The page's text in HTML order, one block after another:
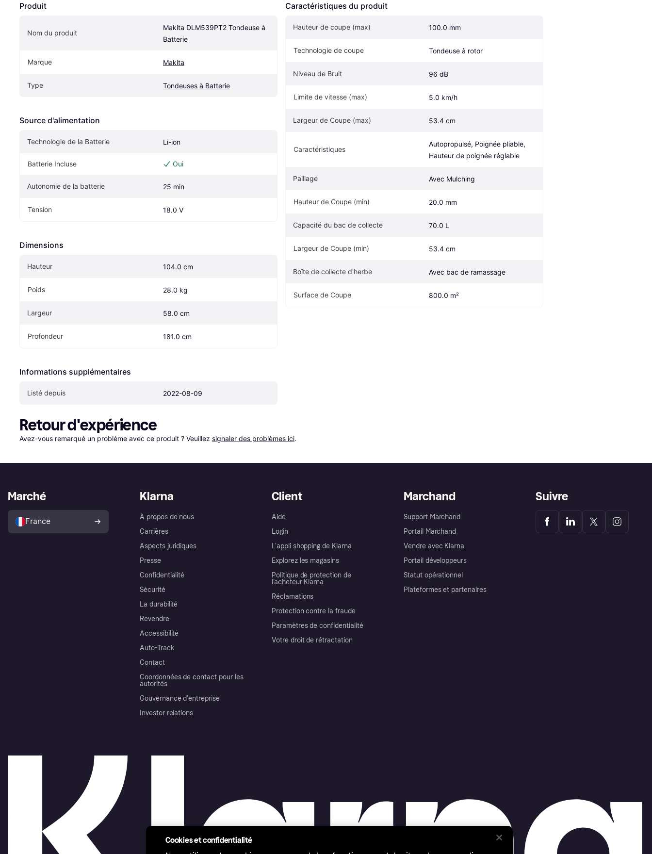
Produit
Nom du produit
Makita DLM539PT2 Tondeuse à
Batterie
Marque Makita
Type Tondeuses à Batterie
Source d'alimentation
Technologie de la Batterie Li-ion
Batterie Incluse Oui
Autonomie de la batterie 25 min
Tension 18.0 V
Dimensions
Hauteur 104.0 cm
Poids 28.0 kg
Largeur 58.0 cm
Profondeur 181.0 cm
Informations supplémentaires
Listé depuis 2022-08-09
Caractéristiques du produit
Hauteur de coupe (max) 100.0 mm
Technologie de coupe Tondeuse à rotor
Niveau de Bruit 96 dB
Limite de vitesse (max) 5.0 km/h
Largeur de Coupe (max) 53.4 cm
Caractéristiques
Autopropulsé, Poignée pliable,
Hauteur de poignée réglable
Paillage Avec Mulching
Hauteur de Coupe (min) 20.0 mm
Capacité du bac de collecte 70.0 L
Largeur de Coupe (min) 53.4 cm
Boîte de collecte d'herbe Avec bac de ramassage
Surface de Coupe 800.0 m²
Retour d'expérience
Avez-vous remarqué un problème avec ce produit ? Veuillez signaler des problèmes ici.
Klarna
À propos de nous
Carrières
Aspects juridiques
Presse
Confidentialité
Sécurité
La durabilité
Revendre
Accessibilité
Auto-Track
Contact
Coordonnées de contact pour les
autorités
Gouvernance d’entreprise
Investor relations
Client
Aide
Login
L'appli shopping de Klarna
Explorez les magasins
Politique de protection de
l’acheteur Klarna
Réclamations
Protection contre la fraude
Paramètres de confidentialité
Votre droit de rétractation
Marchand
Support Marchand
Portail Marchand
Vendre avec Klarna
Portail développeurs
Statut opérationnel
Plateformes et partenaires
Marché
France
Suivre
Cookies et confidentialité